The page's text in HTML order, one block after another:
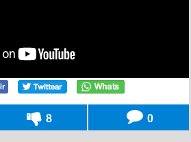
8 0